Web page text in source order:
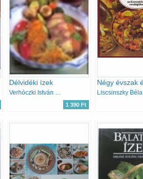
Délvidéki ízek
Verhóczki István (szerk.)
1 390 Ft
Liscsinszky Béla